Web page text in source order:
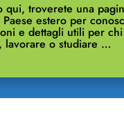
qui, troverete una
Paese estero per
e dettagli utili per
lavorare o studiare …